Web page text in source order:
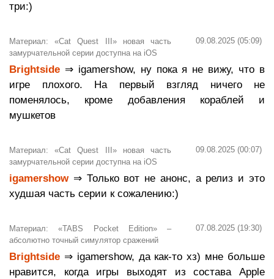
три:)
09.08.2025 (05:09)
Материал: «Cat Quest III» новая часть
замурчательной серии доступна на iOS
Brightside ⇒ igamershow, ну пока я не вижу, что в
игре плохого. На первый взгляд ничего не
поменялось, кроме добавления кораблей и
мушкетов
09.08.2025 (00:07)
Материал: «Cat Quest III» новая часть
замурчательной серии доступна на iOS
igamershow⇒ Только вот не анонс, а релиз и это
худшая часть серии к сожалению:)
07.08.2025 (19:30)
Материал: «TABS Pocket Edition» –
абсолютно точный симулятор сражений
Brightside ⇒ igamershow, да как-то хз) мне больше
нравится, когда игры выходят из состава Apple